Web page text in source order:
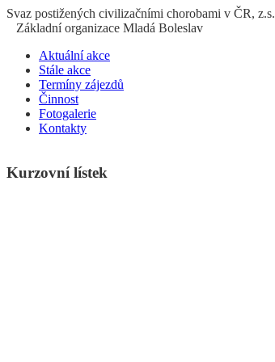
Svaz postižených civilizačními chorobami v ČR, z.s.
Základní organizace Mladá Boleslav
Aktuální akce
Stále akce
Termíny zájezdů
Činnost
Fotogalerie
Kontakty
Kurzovní lístek